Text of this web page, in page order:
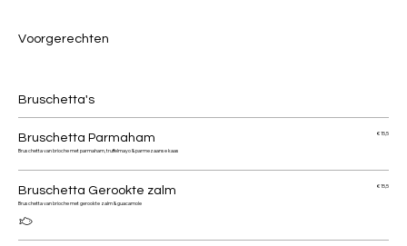
Voorgerechten
Bruschetta's
Bruschetta Parmaham
Bruschetta van brioche met parmaham, truffelmayo & parmezaanse kaas
€ 15,5
Bruschetta Gerookte zalm
Bruschetta van brioche met gerookte zalm & guacamole
€ 15,5